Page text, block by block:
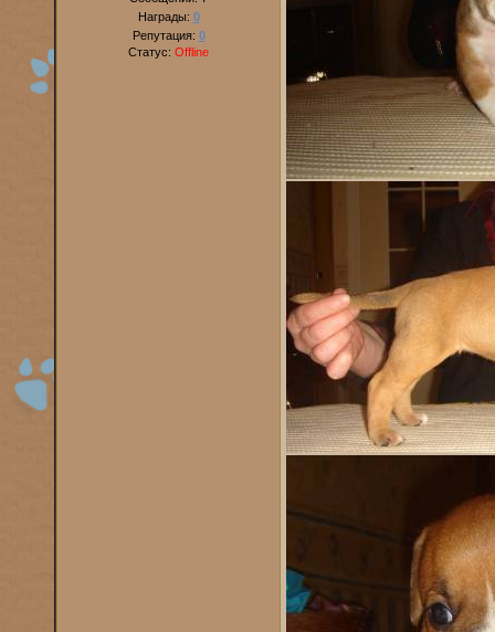
Награды: 0
Репутация: 0
Статус: Offline